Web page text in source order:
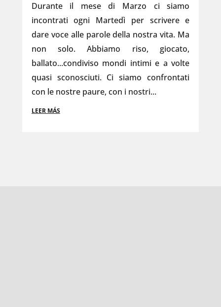
Durante il mese di Marzo ci siamo
incontrati ogni Martedì per scrivere e
dare voce alle parole della nostra vita. Ma
non solo. Abbiamo riso, giocato,
ballato...condiviso mondi intimi e a volte
quasi sconosciuti. Ci siamo confrontati
con le nostre paure, con i nostri...
LEER MÁS